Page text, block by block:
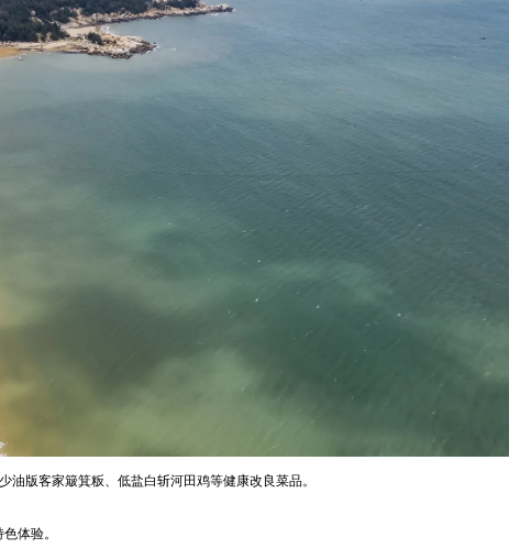
版客家簸箕粄、低盐白斩河田鸡等健康改良菜品。
体验。